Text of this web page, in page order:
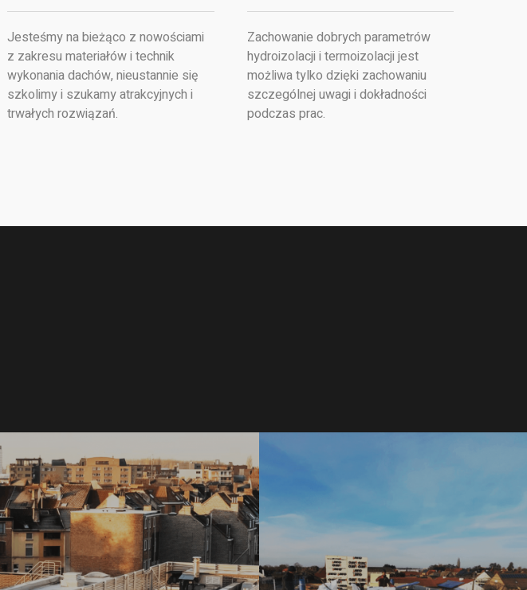
Jesteśmy na bieżąco z nowościami
z zakresu materiałów i technik
wykonania dachów, nieustannie się
szkolimy i szukamy atrakcyjnych i
trwałych rozwiązań.
Zachowanie dobrych parametrów
hydroizolacji i termoizolacji jest
możliwa tylko dzięki zachowaniu
szczególnej uwagi i dokładności
podczas prac.